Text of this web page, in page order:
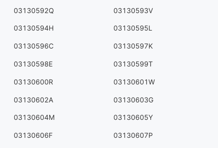
03130592Q 03130593V
03130594H 03130595L
03130596C 03130597K
03130598E 03130599T
03130600R 03130601W
03130602A 03130603G
03130604M 03130605Y
03130606F 03130607P